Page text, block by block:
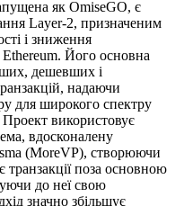
як OmiseGO, є
Layer-2, призначеним
і зниження
Ethereum. Його основна
дешевших і
надаючи
для широкого спектру
використовує
вдосконалену
(MoreVP), створюючи
поза основною
до неї свою
значно збільшує